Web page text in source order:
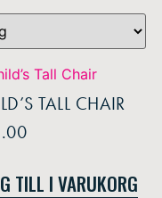
TALL CHAIR
TILL I VARUKORG